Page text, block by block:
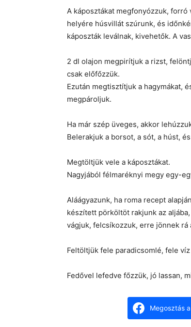
A káposztákat megfonyózzuk,
helyére húsvillát szúrunk, és
káposzták leválnak, kivehetők. A
2 dl olajon megpirítjuk a rizst,
csak előfőzzük.
Ezután megtisztítjuk a hagymákat,
megpároljuk.
Ha már szép üveges, akkor
Belerakjuk a borsot, a sót, a húst,
Megtöltjük vele a káposztákat.
Nagyjából félmaréknyi megy egy-
Aláágyazunk, ha roma recept
készített pörköltöt rakjunk az
vágjuk, felcsíkozzuk, erre jönnek
Feltöltjük fele paradicsomlé, fele
Fedővel lefedve főzzük, jó lassan,
Megosztás